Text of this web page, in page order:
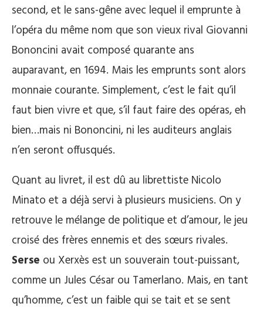
second, et le sans-gêne avec lequel il emprunte à
l’opéra du même nom que son vieux rival Giovanni
Bononcini avait composé quarante ans
auparavant, en 1694. Mais les emprunts sont alors
monnaie courante. Simplement, c’est le fait qu’il
faut bien vivre et que, s’il faut faire des opéras, eh
bien…mais ni Bononcini, ni les auditeurs anglais
n’en seront offusqués.
Quant au livret, il est dû au librettiste Nicolo
Minato et a déjà servi à plusieurs musiciens. On y
retrouve le mélange de politique et d’amour, le jeu
croisé des frères ennemis et des sœurs rivales.
Serse ou Xerxès est un souverain tout-puissant,
comme un Jules César ou Tamerlano. Mais, en tant
qu’homme, c’est un faible qui se tait et se sent